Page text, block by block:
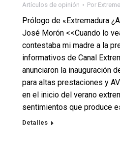
Artículos de opinión Por
Prólogo de «Extremadura
José Morón <<Cuando lo
contestaba mi madre a la
informativos de Canal
anunciaron la inauguración
para altas prestaciones y
en el inicio del verano
sentimientos que produce
Detalles